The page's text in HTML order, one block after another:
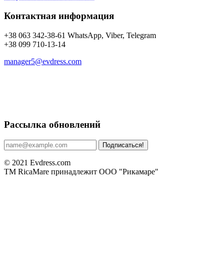
Контактная информация
+38 063 342-38-61 WhatsApp, Viber, Telegram
+38 099 710-13-14
manager5@evdress.com
Рассылка обновлений
Подписаться!
© 2021 Evdress.com
ТМ RicaMare принадлежит ООО "Рикамаре"